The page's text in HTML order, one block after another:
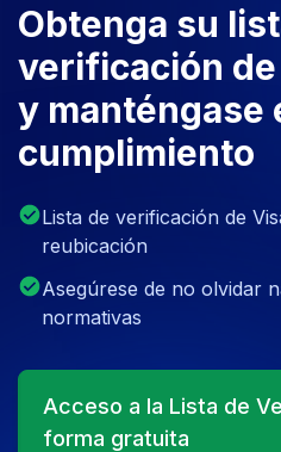
Obtenga su
verificación
y manténgase
cumplimiento
Lista de verificación de
reubicación
Asegúrese de no olvidar
normativas
Acceso a la Lista de
forma gratuita